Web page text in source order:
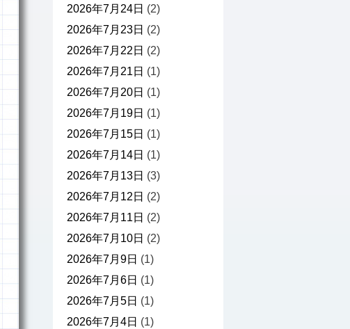
2026年7月24日 (2)
2026年7月23日 (2)
2026年7月22日 (2)
2026年7月21日 (1)
2026年7月20日 (1)
2026年7月19日 (1)
2026年7月15日 (1)
2026年7月14日 (1)
2026年7月13日 (3)
2026年7月12日 (2)
2026年7月11日 (2)
2026年7月10日 (2)
2026年7月9日 (1)
2026年7月6日 (1)
2026年7月5日 (1)
2026年7月4日 (1)